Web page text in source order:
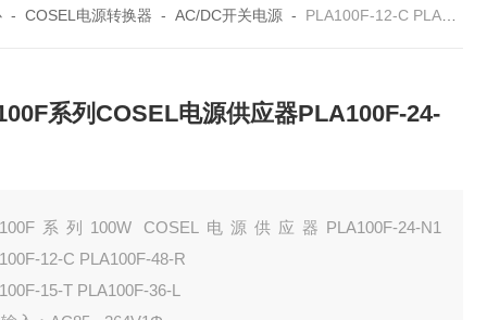
-COSEL电源转换器 -AC/DC开关电源 - PLA100F-12-C PLA100F-48-RPLA100F系列COSEL电源供应器PLA100F-24-N1
系列COSEL电源供应器PLA100F-24-
系列100W COSEL电源供应器PLA100F-24-N1
12-C PLA100F-48-R
15-T PLA100F-36-L